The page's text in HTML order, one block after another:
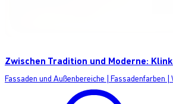
Zwischen Tradition und Moderne:
Fassaden und Außenbereiche | Fassadenfarben |